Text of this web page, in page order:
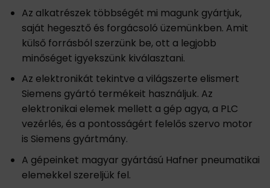
Az alkatrészek többségét mi magunk gyártjuk,
saját hegesztő és forgácsoló üzemünkben. Amit
külső forrásból szerzünk be, ott a legjobb
minőséget igyekszünk kiválasztani.
Az elektronikát tekintve a világszerte elismert
Siemens gyártó termékeit használjuk. Az
elektronikai elemek mellett a gép agya, a PLC
vezérlés, és a pontosságért felelős szervo motor
is Siemens gyártmány.
A gépeinket magyar gyártású Hafner pneumatikai
elemekkel szereljük fel.